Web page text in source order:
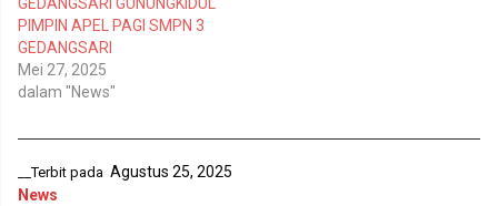
d
e
l
a
y
a
n
a
u
)
e
n
d
y
g
a
r
GEDANGSARI GUNUNGKIDUL
PIMPIN APEL PAGI SMPN 3
GEDANGSARI
Mei 27, 2025
dalam "News"
__Terbit pada Agustus 25, 2025
News